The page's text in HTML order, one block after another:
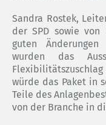
Sandra Rostek,
der SPD sowie
guten
wurden das
würde das Paket in
Teile des
von der Branche in